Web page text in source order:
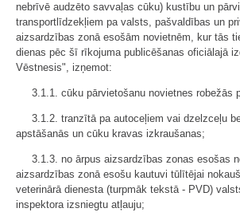
nebrīvē audzēto savvaļas cūku) kustību un
transportlīdzekļiem pa valsts, pašvaldības un
aizsardzības zonā esošām novietnēm, kur tās
dienas pēc šī rīkojuma publicēšanas oficiālajā
Vēstnesis", izņemot:
3.1.1. cūku pārvietošanu novietnes robežās
3.1.2. tranzītā pa autoceļiem vai dzelzceļu
apstāšanās un cūku kravas izkraušanas;
3.1.3. no ārpus aizsardzības zonas esošas
aizsardzības zonā esošu kautuvi tūlītējai
veterinārā dienesta (turpmāk tekstā - PVD)
inspektora izsniegtu atļauju;